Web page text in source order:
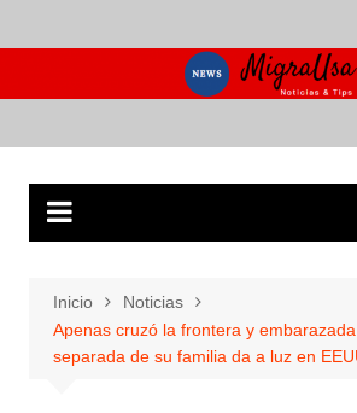
al
Inicio
Noticias
Apenas cruzó la frontera y
separada de su familia da a luz en